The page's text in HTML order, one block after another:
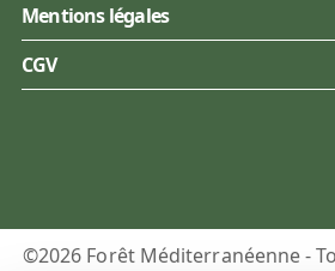
Mentions légales
CGV
©2026 Forêt Méditerranéenne -